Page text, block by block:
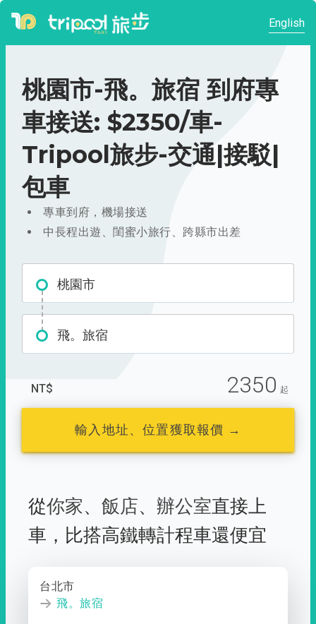
English
桃園市-飛。旅宿 到府專
車接送: $2350/車-
Tripool旅步-交通|接駁|
包車
專車到府，機場接送
中長程出遊、閨蜜小旅行、跨縣市出差
桃園市
飛。旅宿
NT$ 2350 起
輸入地址、位置獲取報價 →
從你家、 飯店、 辦公室直接上
車， 比搭高鐵轉計程車還便宜
台北市
飛。旅宿